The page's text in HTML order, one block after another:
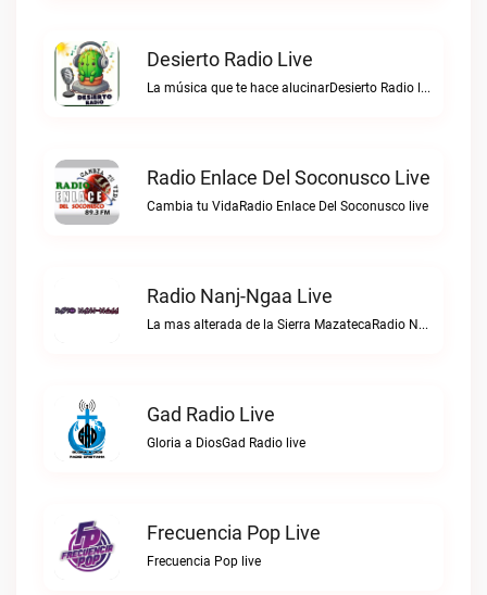
Desierto Radio Live
La música que te hace alucinarDesierto Radio live
Radio Enlace Del Soconusco Live
Cambia tu VidaRadio Enlace Del Soconusco live
Radio Nanj-Ngaa Live
La mas alterada de la Sierra MazatecaRadio Nanj-Ngaa live
Gad Radio Live
Gloria a DiosGad Radio live
Frecuencia Pop Live
Frecuencia Pop live